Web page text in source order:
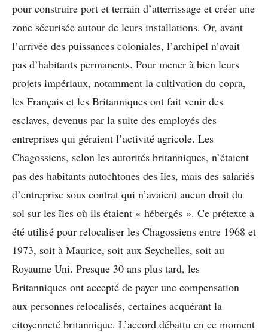
pour construire port et terrain d’atterrissage et créer une
zone sécurisée autour de leurs installations. Or, avant
l’arrivée des puissances coloniales, l’archipel n’avait
pas d’habitants permanents. Pour mener à bien leurs
projets impériaux, notamment la cultivation du copra,
les Français et les Britanniques ont fait venir des
esclaves, devenus par la suite des employés des
entreprises qui géraient l’activité agricole. Les
Chagossiens, selon les autorités britanniques, n’étaient
pas des habitants autochtones des îles, mais des salariés
d’entreprise sous contrat qui n’avaient aucun droit du
sol sur les îles où ils étaient « hébergés ». Ce prétexte a
été utilisé pour relocaliser les Chagossiens entre 1968 et
1973, soit à Maurice, soit aux Seychelles, soit au
Royaume Uni. Presque 30 ans plus tard, les
Britanniques ont accepté de payer une compensation
aux personnes relocalisés, certaines acquérant la
citoyenneté britannique. L’accord débattu en ce moment